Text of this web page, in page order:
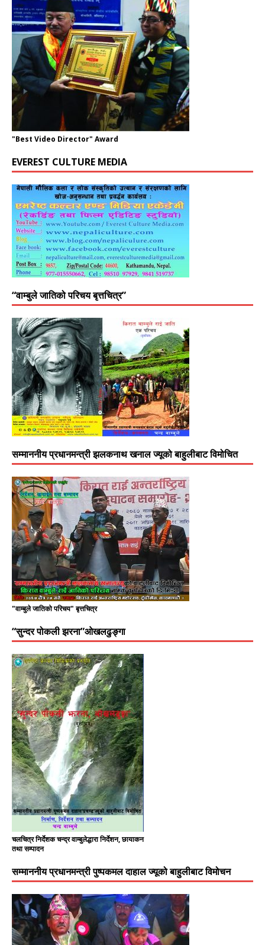
"Best Video Director" Award
EVEREST CULTURE MEDIA
“वाम्बुले जातिको परिचय बृत्तचित्र”
सम्माननीय प्रधानमन्त्री झलकनाथ खनाल ज्यूको बाहुलीबाट विमोचित
"वाम्बुले जातिको परिचय" बृत्तचित्र
“सुन्दर पोकली झरना”ओखलढुङ्गा
चलचित्र निर्देशक चन्द्र वाम्बुलेद्धारा निर्देशन, छायाकन
तथा सम्पादन
सम्माननीय प्रधानमन्त्री पुष्पकमल दाहाल ज्यूको बाहुलीबाट विमोचन